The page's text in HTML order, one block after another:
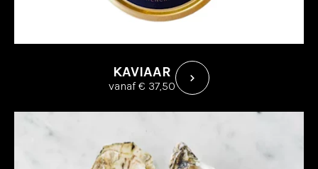
KAVIAAR
vanaf € 37,50